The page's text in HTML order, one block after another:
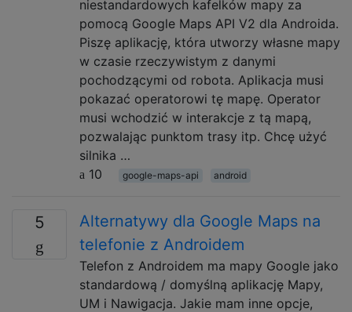
niestandardowych kafelków mapy za
pomocą Google Maps API V2 dla Androida.
Piszę aplikację, która utworzy własne mapy
w czasie rzeczywistym z danymi
pochodzącymi od robota. Aplikacja musi
pokazać operatorowi tę mapę. Operator
musi wchodzić w interakcje z tą mapą,
pozwalając punktom trasy itp. Chcę użyć
silnika …
10
google-maps-api android
5
Alternatywy dla Google Maps na
telefonie z Androidem
Telefon z Androidem ma mapy Google jako
standardową / domyślną aplikację Mapy,
UM i Nawigacja. Jakie mam inne opcje,